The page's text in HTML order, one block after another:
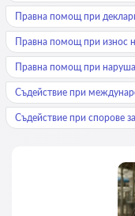
Правна помощ при
Правна помощ при износ
Правна помощ при
Съдействие при
Съдействие при спорове